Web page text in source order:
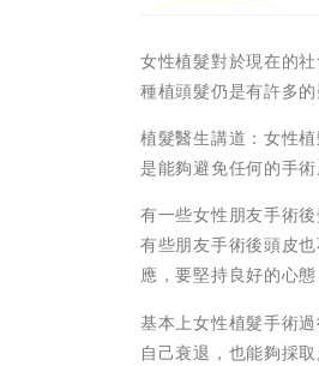
女性植髮對於現在的
種植頭髮仍是有許多
植髮醫生講道：女性
是能夠避免任何的手術
有一些女性朋友手術
有些朋友手術後頭皮
應，要堅持良好的心
基本上女性植髮手術
自己衰退，也能夠採